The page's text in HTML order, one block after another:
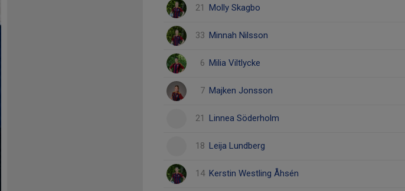
21 Molly Skagbo
33 Minnah Nilsson
6 Milia Viltlycke
7 Majken Jonsson
21 Linnea Söderholm
18 Leija Lundberg
14 Kerstin Westling Åhsén